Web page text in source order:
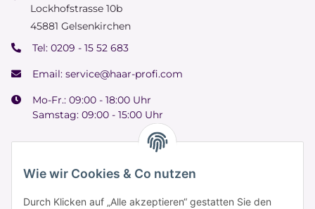
Wie wir Cookies & Co nutzen
Durch Klicken auf „Alle akzeptieren“ gestatten Sie den
Lockhofstrasse 10b
45881 Gelsenkirchen
Tel: 0209 - 15 52 683
Email: service@haar-profi.com
Mo-Fr.: 09:00 - 18:00 Uhr
Samstag: 09:00 - 15:00 Uhr